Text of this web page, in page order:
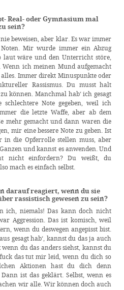
Real- oder Gymnasium mal
sein?
beweisen, aber klar. Es war immer
Mir wurde immer ein Abzug
laut wäre und den Unterricht störe,
Wenn ich meinen Mund aufgemacht
Immer direkt Minuspunkte oder
Rassismus. Du musst halt
können. Manchmal hab‘ ich gesagt
Note gegeben, weil ich
die letzte Waffe, aber ab dem
mehr gemacht und dann waren die
mir eine bessere Note zu geben. Ist
in die Opferrolle stellen muss, aber
und kannst es anwenden. Und
nicht einfordern? Du weißt, du
mach es einfach selbst.
darauf reagiert, wenn du sie
rassistisch gewesen zu sein?
ich, niemals! Das kann doch nicht
Aggression. Das ist komisch, weil
wenn du deswegen angepisst bist.
gesagt hab‘, kannst du das ja auch
du das anders siehst, kannst du
das tut mir leid, wenn du dich so
Aktionen hast du dich denn
ist das geklärt. Selbst, wenn es
wir alle. Wir können doch auch